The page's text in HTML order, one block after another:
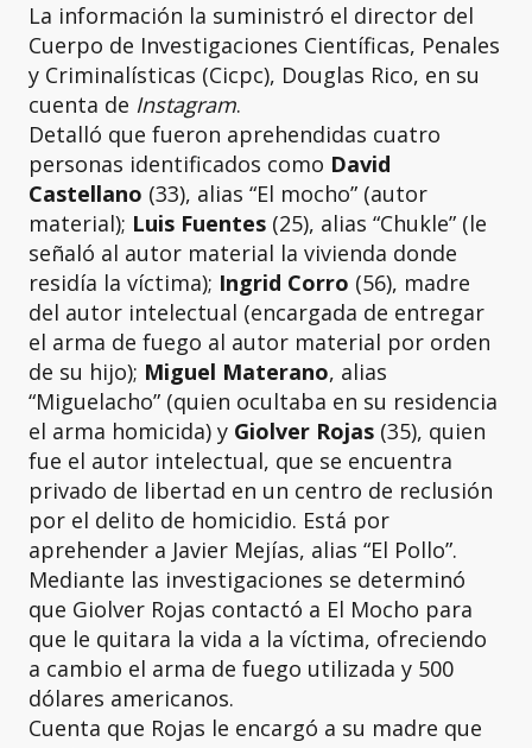
La información la suministró el director del
Cuerpo de Investigaciones Científicas, Penales
y Criminalísticas (Cicpc), Douglas Rico, en su
cuenta de Instagram.
Detalló que fueron aprehendidas cuatro
personas identificados como David
Castellano (33), alias “El mocho” (autor
material); Luis Fuentes (25), alias “Chukle” (le
señaló al autor material la vivienda donde
residía la víctima); Ingrid Corro (56), madre
del autor intelectual (encargada de entregar
el arma de fuego al autor material por orden
de su hijo); Miguel Materano, alias
“Miguelacho” (quien ocultaba en su residencia
el arma homicida) y Giolver Rojas (35), quien
fue el autor intelectual, que se encuentra
privado de libertad en un centro de reclusión
por el delito de homicidio. Está por
aprehender a Javier Mejías, alias “El Pollo”.
Mediante las investigaciones se determinó
que Giolver Rojas contactó a El Mocho para
que le quitara la vida a la víctima, ofreciendo
a cambio el arma de fuego utilizada y 500
dólares americanos.
Cuenta que Rojas le encargó a su madre que